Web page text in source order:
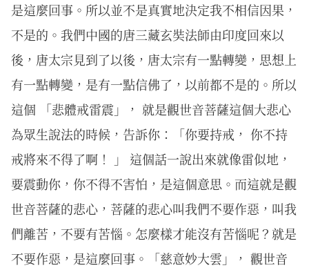
是這麼回事。所以並不是真實地決定我不相信因果，
不是的。我們中國的唐三藏玄奘法師由印度回來以
後，唐太宗見到了以後，唐太宗有一點轉變，思想上
有一點轉變，是有一點信佛了，以前都不是的。所以
這個 「悲體戒雷震」， 就是觀世音菩薩這個大悲心
為眾生說法的時候，告訴你：「你要持戒， 你不持
戒將來不得了啊！ 」 這個話一說出來就像雷似地，
要震動你，你不得不害怕，是這個意思。而這就是觀
世音菩薩的悲心，菩薩的悲心叫我們不要作惡，叫我
們離苦，不要有苦惱。怎麼樣才能沒有苦惱呢？就是
不要作惡，是這麼回事。「慈意妙大雲」， 觀世音